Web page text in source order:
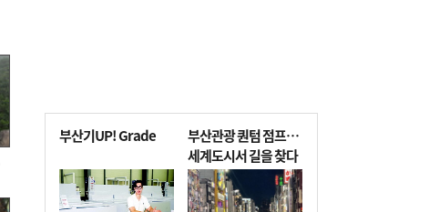
부산기UP! Grade
부산관광 퀀텀 점프…
세계도시서 길을 찾다